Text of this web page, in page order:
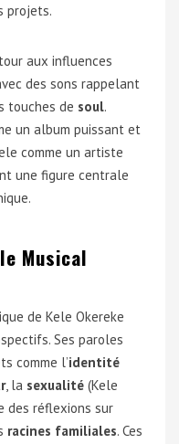
projets.
aux influences
des sons rappelant
touches de soul.
un album puissant et
comme un artiste
une figure centrale
Musical
de Kele Okereke
Ses paroles
comme l’identité
, la sexualité (Kele
des réflexions sur
racines familiales. Ces